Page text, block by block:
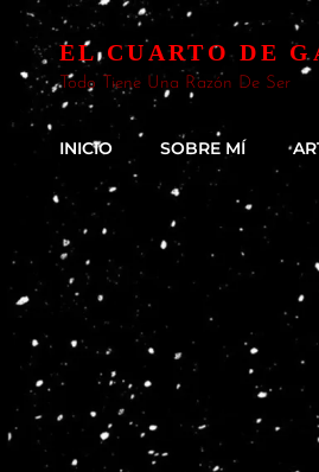
EL CUARTO DE
Todo Tiene Una Razón De Ser
INICIO SOBRE MÍ